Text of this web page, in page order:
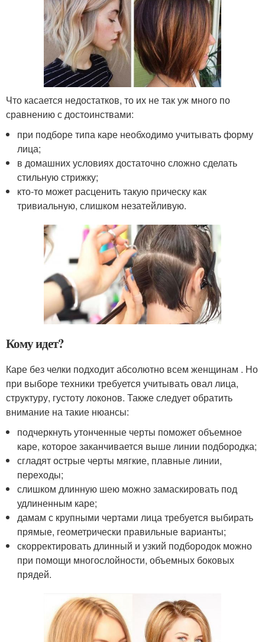
Что касается недостатков, то их не так уж много по
сравнению с достоинствами:
при подборе типа каре необходимо учитывать форму
лица;
в домашних условиях достаточно сложно сделать
стильную стрижку;
кто-то может расценить такую прическу как
тривиальную, слишком незатейливую.
Кому идет?
Каре без челки подходит абсолютно всем женщинам . Но
при выборе техники требуется учитывать овал лица,
структуру, густоту локонов. Также следует обратить
внимание на такие нюансы:
подчеркнуть утонченные черты поможет объемное
каре, которое заканчивается выше линии подбородка;
сгладят острые черты мягкие, плавные линии,
переходы;
слишком длинную шею можно замаскировать под
удлиненным каре;
дамам с крупными чертами лица требуется выбирать
прямые, геометрически правильные варианты;
скорректировать длинный и узкий подбородок можно
при помощи многослойности, объемных боковых
прядей.